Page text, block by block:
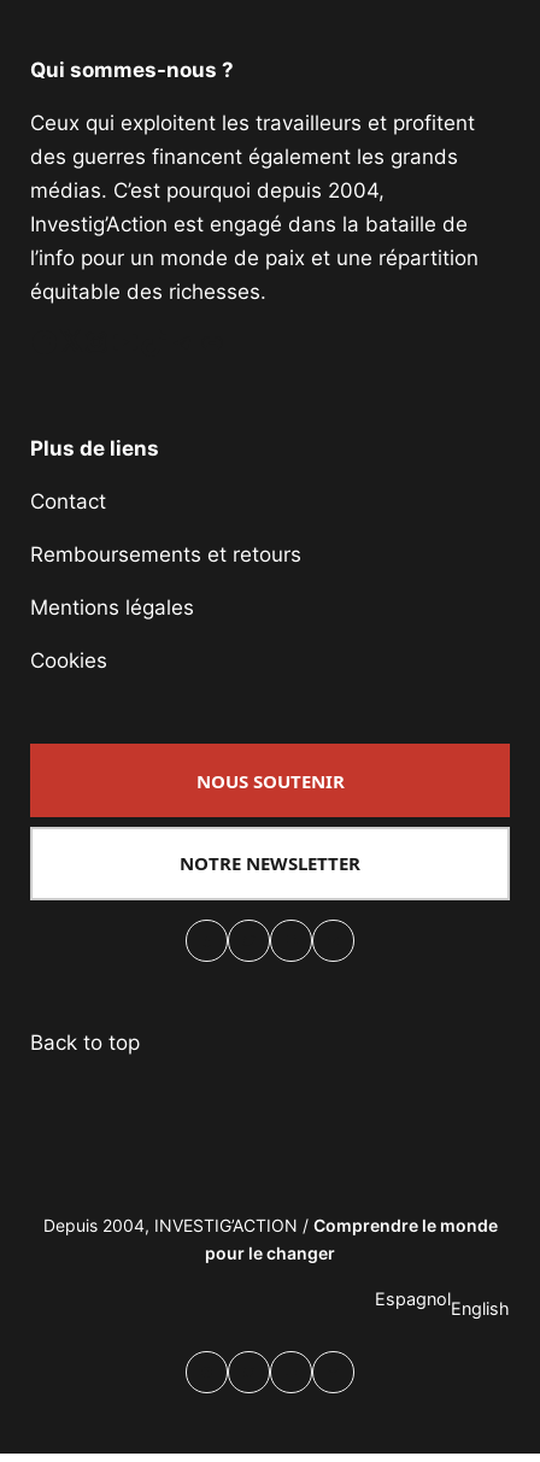
Qui sommes-nous ?
Ceux qui exploitent les travailleurs et profitent
des guerres financent également les grands
médias. C’est pourquoi depuis 2004,
Investig’Action est engagé dans la bataille de
l’info pour un monde de paix et une répartition
équitable des richesses.
Plus de liens
Contact
Remboursements et retours
Mentions légales
Cookies
NOUS SOUTENIR
NOTRE NEWSLETTER
Back to top
Depuis 2004, INVESTIG’ACTION / Comprendre le monde
pour le changer
EspagnolEnglish